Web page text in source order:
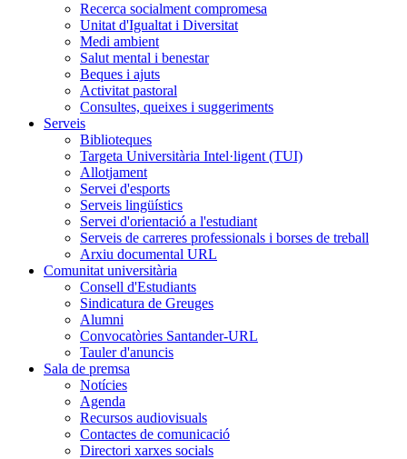
Recerca socialment compromesa
Unitat d'Igualtat i Diversitat
Medi ambient
Salut mental i benestar
Beques i ajuts
Activitat pastoral
Consultes, queixes i suggeriments
Serveis
Biblioteques
Targeta Universitària Intel·ligent (TUI)
Allotjament
Servei d'esports
Serveis lingüístics
Servei d'orientació a l'estudiant
Serveis de carreres professionals i borses de treball
Arxiu documental URL
Comunitat universitària
Consell d'Estudiants
Sindicatura de Greuges
Alumni
Convocatòries Santander-URL
Tauler d'anuncis
Sala de premsa
Notícies
Agenda
Recursos audiovisuals
Contactes de comunicació
Directori xarxes socials